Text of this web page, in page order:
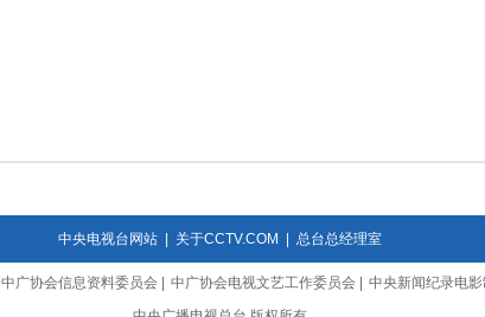
中央电视台网站| 关于CCTV.COM 总台总经理室
中广协会信息资料委员会 中广协会电视文艺工作委员会
中央新闻纪录电